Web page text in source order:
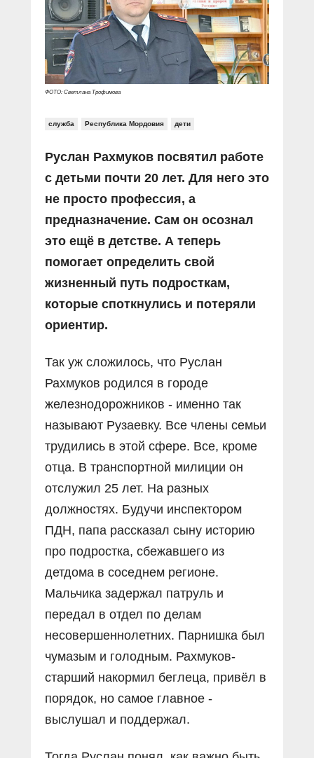
Социальные ролики
Документальные фильмы
Прямой разговор
В знании сила
Специальный репортаж
КиберПОСТОВОЙ
Газета «Щит и меч»
Журнал «Полиция России»
О ПОРТАЛЕ
Контакты
Вакансии
ФОТО: Светлана Трофимова
служба Республика Мордовия дети
Руслан Рахмуков посвятил работе
с детьми почти 20 лет. Для него это
не просто профессия, а
предназначение. Сам он осознал
это ещё в детстве. А теперь
помогает определить свой
жизненный путь подросткам,
которые споткнулись и потеряли
ориентир.
Так уж сложилось, что Руслан
Рахмуков родился в городе
железнодорожников - именно так
называют Рузаевку. Все члены семьи
трудились в этой сфере. Все, кроме
отца. В транспортной милиции он
отслужил 25 лет. На разных
должностях. Будучи инспектором
ПДН, папа рассказал сыну историю
про подростка, сбежавшего из
детдома в соседнем регионе.
Мальчика задержал патруль и
передал в отдел по делам
несовершеннолетних. Парнишка был
чумазым и голодным. Рахмуков-
старший накормил беглеца, привёл в
порядок, но самое главное -
выслушал и поддержал.